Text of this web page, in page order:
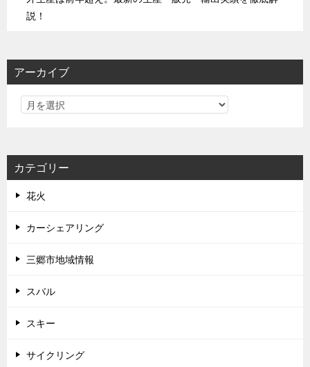
説！
アーカイブ
カテゴリー
花火
カーシェアリング
三郷市地域情報
スバル
スキー
サイクリング